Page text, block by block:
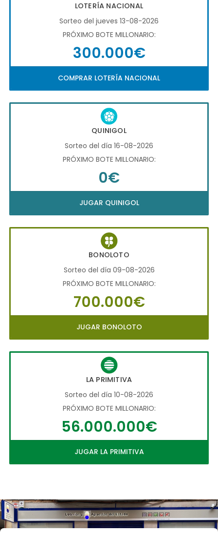
LOTERÍA NACIONAL
Sorteo del jueves 13-08-2026
PRÓXIMO BOTE MILLONARIO:
300.000€
COMPRAR LOTERÍA NACIONAL
QUINIGOL
Sorteo del día 16-08-2026
PRÓXIMO BOTE MILLONARIO:
0€
JUGAR QUINIGOL
BONOLOTO
Sorteo del día 09-08-2026
PRÓXIMO BOTE MILLONARIO:
700.000€
JUGAR BONOLOTO
LA PRIMITIVA
Sorteo del día 10-08-2026
PRÓXIMO BOTE MILLONARIO:
56.000.000€
JUGAR LA PRIMITIVA